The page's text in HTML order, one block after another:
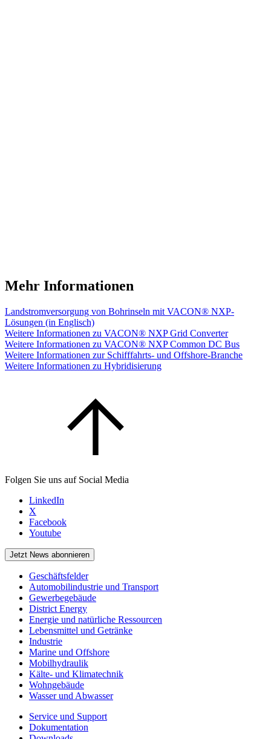
Mehr Informationen
Landstromversorgung von Bohrinseln mit VACON® NXP-
Lösungen (in Englisch)
Weitere Informationen zu VACON® NXP Grid Converter
Weitere Informationen zu VACON® NXP Common DC Bus
Weitere Informationen zur Schifffahrts- und Offshore-Branche
Weitere Informationen zu Hybridisierung
Folgen Sie uns auf Social Media
LinkedIn
X
Facebook
Youtube
Jetzt News abonnieren
Geschäftsfelder
Automobilindustrie und Transport
Gewerbegebäude
District Energy
Energie und natürliche Ressourcen
Lebensmittel und Getränke
Industrie
Marine und Offshore
Mobilhydraulik
Kälte- und Klimatechnik
Wohngebäude
Wasser und Abwasser
Service und Support
Dokumentation